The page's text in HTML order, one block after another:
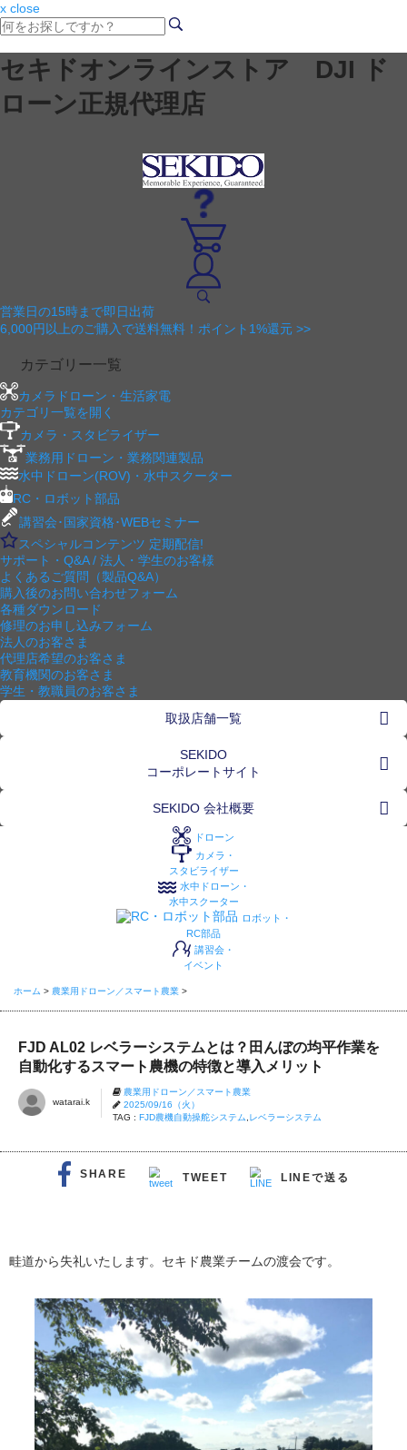
x close
セキドオンラインストア DJI ド
ローン正規代理店
営業日の15時まで即日出荷
6,000円以上のご購入で送料無料！ポイント1%還元 >>
カテゴリー一覧
カメラドローン・生活家電
カテゴリ一覧を開く
カメラ・スタビライザー
業務用ドローン・業務関連製品
水中ドローン(ROV)・水中スクーター
RC・ロボット部品
講習会･国家資格･WEBセミナー
スペシャルコンテンツ 定期配信!
サポート・Q&A / 法人・学生のお客様
よくあるご質問（製品Q&A）
購入後のお問い合わせフォーム
各種ダウンロード
修理のお申し込みフォーム
法人のお客さま
代理店希望のお客さま
教育機関のお客さま
学生・教職員のお客さま
取扱店舗一覧
SEKIDO
コーポレートサイト
SEKIDO 会社概要
ドローン
カメラ・
スタビライザー
水中ドローン・
水中スクーター
ロボット・
RC部品
講習会・
イベント
ホーム > 農業用ドローン／スマート農業 >
FJD AL02 レベラーシステムとは？田んぼの均平作業を
自動化するスマート農機の特徴と導入メリット
watarai.k
農業用ドローン／スマート農業
2025/09/16（火）
TAG : FJD農機自動操舵システム, レベラーシステム
SHARE TWEET LINEで送る
畦道から失礼いたします。セキド農業チームの渡会です。